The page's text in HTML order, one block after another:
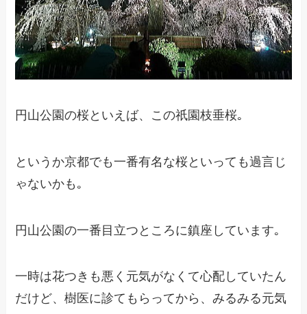
円山公園の桜といえば、この祇園枝垂桜｡
というか京都でも一番有名な桜といっても過言じ
ゃないかも｡
円山公園の一番目立つところに鎮座しています｡
一時は花つきも悪く元気がなくて心配していたん
だけど、樹医に診てもらってから、みるみる元気